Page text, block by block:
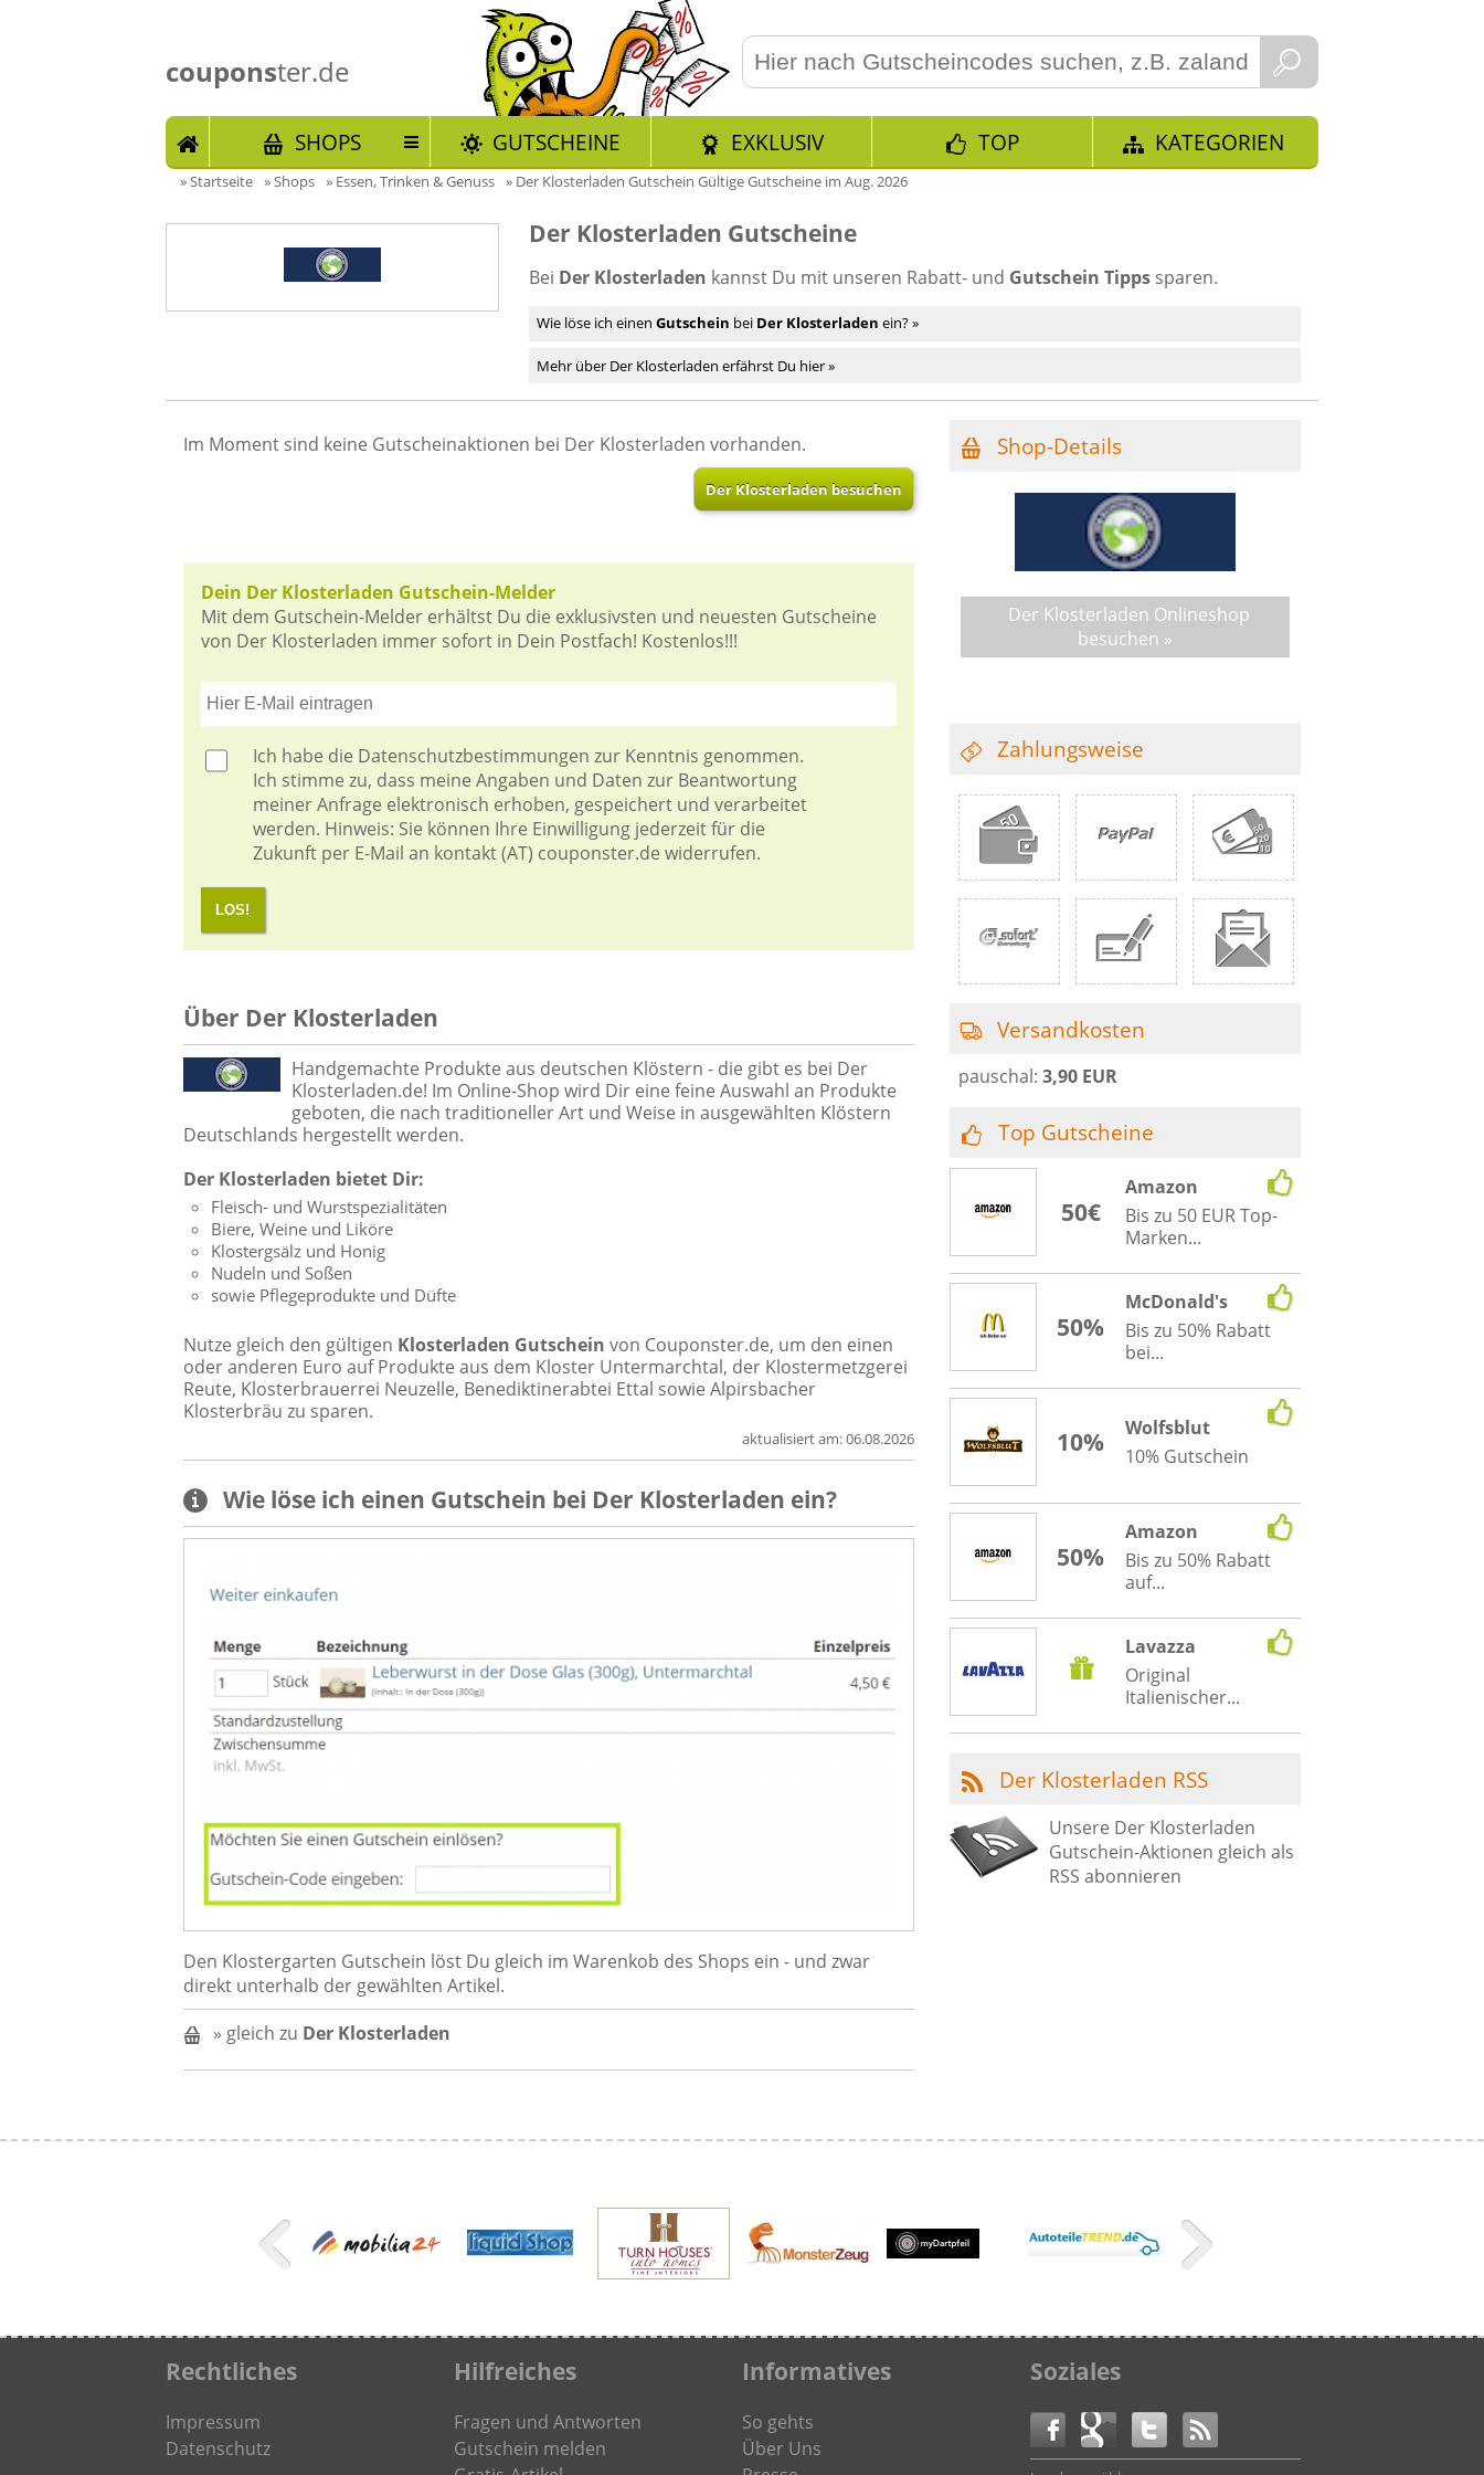
couponster.de
START SHOPS GUTSCHEINE EXKLUSIV TOP KATEGORIEN
»Startseite »Shops » Essen, Trinken & Genuss » Der Klosterladen Gutschein Gültige Gutscheine im Aug. 2026
Der Klosterladen Gutscheine
Bei Der Klosterladen kannst Du mit unseren Rabatt- und Gutschein Tipps sparen.
Wie löse ich einen Gutschein bei Der Klosterladen ein? »
Mehr über Der Klosterladen erfährst Du hier »
Im Moment sind keine Gutscheinaktionen bei Der Klosterladen vorhanden.
Der Klosterladen besuchen
Dein Der Klosterladen Gutschein-Melder
Mit dem Gutschein-Melder erhältst Du die exklusivsten und neuesten Gutscheine
von Der Klosterladen immer sofort in Dein Postfach! Kostenlos!!!
Ich habe die Datenschutzbestimmungen zur Kenntnis genommen.
Ich stimme zu, dass meine Angaben und Daten zur Beantwortung
meiner Anfrage elektronisch erhoben, gespeichert und verarbeitet
werden. Hinweis: Sie können Ihre Einwilligung jederzeit für die
Zukunft per E-Mail an kontakt (AT) couponster.de widerrufen.
LOS!
Über Der Klosterladen
Handgemachte Produkte aus deutschen Klöstern - die gibt es bei Der
Klosterladen.de! Im Online-Shop wird Dir eine feine Auswahl an Produkte
geboten, die nach traditioneller Art und Weise in ausgewählten Klöstern
Deutschlands hergestellt werden.
Der Klosterladen bietet Dir:
Fleisch- und Wurstspezialitäten
Biere, Weine und Liköre
Klostergsälz und Honig
Nudeln und Soßen
sowie Pflegeprodukte und Düfte
Nutze gleich den gültigen Klosterladen Gutschein von Couponster.de, um den einen
oder anderen Euro auf Produkte aus dem Kloster Untermarchtal, der Klostermetzgerei
Reute, Klosterbrauerrei Neuzelle, Benediktinerabtei Ettal sowie Alpirsbacher
Klosterbräu zu sparen.
aktualisiert am:06.08.2026
Wie löse ich einen Gutschein bei Der Klosterladen ein?
Den Klostergarten Gutschein löst Du gleich im Warenkob des Shops ein - und zwar
direkt unterhalb der gewählten Artikel.
» gleich zu Der Klosterladen
Shop-Details
Der Klosterladen Onlineshop
besuchen »
Zahlungsweise
Versandkosten
pauschal: 3,90 EUR
Top Gutscheine
50€
Amazon
Bis zu 50 EUR Top-
Marken...
50%
McDonald's
Bis zu 50% Rabatt
bei...
10%
Wolfsblut
10% Gutschein
50%
Amazon
Bis zu 50% Rabatt
auf...
Lavazza
Original
Italienischer...
Der Klosterladen RSS
Unsere Der Klosterladen
Gutschein-Aktionen gleich als
RSS abonnieren
Rechtliches
Impressum
Datenschutz
Hilfreiches
Fragen und Antworten
Gutschein melden
Informatives
So gehts
Über Uns
Soziales